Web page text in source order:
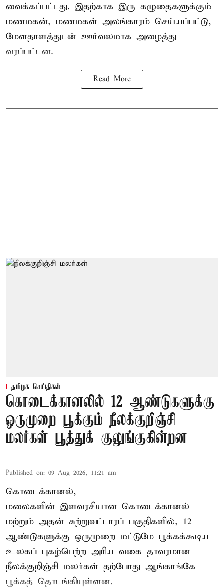
வைக்கப்பட்டது. இதற்காக இரு கழுதைகளுக்கும்
மணமகன், மணமகள் அலங்காரம் செய்யப்பட்டு,
மேளதாளத்துடன் ஊர்வலமாக அழைத்து
வரப்பட்டன.
Read More
தமிழக செய்திகள்
கொடைக்கானலில் 12 ஆண்டுகளுக்கு
ஒருமுறை பூக்கும் நீலக்குறிஞ்சி
மலர்கள் பூத்துக் குலுங்குகின்றன
Published on: 09 Aug 2026, 11:21 am
கொடைக்கானல்,
மலைகளின் இளவரசியான கொடைக்கானல்
மற்றும் அதன் சுற்றுவட்டாரப் பகுதிகளில், 12
ஆண்டுகளுக்கு ஒருமுறை மட்டுமே பூக்கக்கூடிய
உலகப் புகழ்பெற்ற அரிய வகை தாவரமான
நீலக்குறிஞ்சி மலர்கள் தற்போது ஆங்காங்கே
பூக்கத் தொடங்கியுள்ளன.